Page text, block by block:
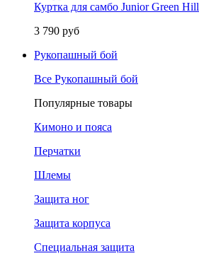
Куртка для самбо Junior Green Hill
3 790 руб
Рукопашный бой
Все Рукопашный бой
Популярные товары
Кимоно и пояса
Перчатки
Шлемы
Защита ног
Защита корпуса
Специальная защита